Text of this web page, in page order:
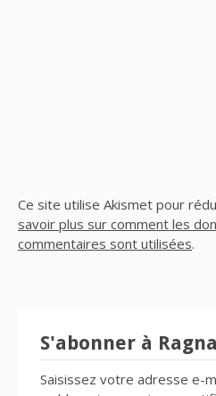
Ce site utilise Akismet pour
savoir plus sur comment les
commentaires sont utilisées.
S'abonner à
Saisissez votre adresse e-